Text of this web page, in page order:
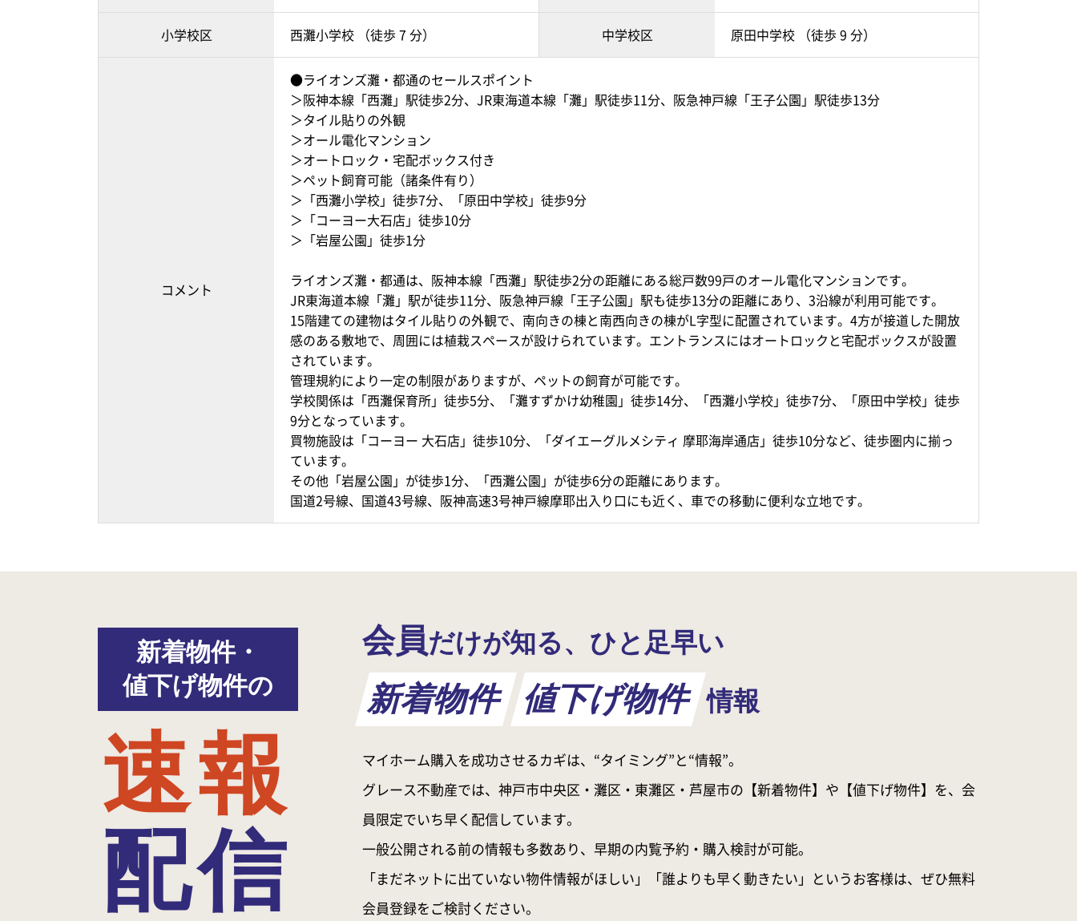
小学校区 西灘小学校 （徒歩 7 分） 中学校区 原田中学校 （徒歩 9 分）
コメント
●ライオンズ灘・都通のセールスポイント
＞阪神本線「西灘」駅徒歩2分、JR東海道本線「灘」駅徒歩11分、阪急神戸線「王子公園」駅徒歩13分
＞タイル貼りの外観
＞オール電化マンション
＞オートロック・宅配ボックス付き
＞ペット飼育可能（諸条件有り）
＞「西灘小学校」徒歩7分、「原田中学校」徒歩9分
＞「コーヨー大石店」徒歩10分
＞「岩屋公園」徒歩1分
ライオンズ灘・都通は、阪神本線「西灘」駅徒歩2分の距離にある総戸数99戸のオール電化マンションです。
JR東海道本線「灘」駅が徒歩11分、阪急神戸線「王子公園」駅も徒歩13分の距離にあり、3沿線が利用可能です。
15階建ての建物はタイル貼りの外観で、南向きの棟と南西向きの棟がL字型に配置されています。4方が接道した開放
感のある敷地で、周囲には植栽スペースが設けられています。エントランスにはオートロックと宅配ボックスが設置
されています。
管理規約により一定の制限がありますが、ペットの飼育が可能です。
学校関係は「西灘保育所」徒歩5分、「灘すずかけ幼稚園」徒歩14分、「西灘小学校」徒歩7分、「原田中学校」徒歩
9分となっています。
買物施設は「コーヨー 大石店」徒歩10分、「ダイエーグルメシティ 摩耶海岸通店」徒歩10分など、徒歩圏内に揃っ
ています。
その他「岩屋公園」が徒歩1分、「西灘公園」が徒歩6分の距離にあります。
国道2号線、国道43号線、阪神高速3号神戸線摩耶出入り口にも近く、車での移動に便利な立地です。
新着物件・
値下げ物件の
速報
配信
会員だけが知る、ひと足早い
新着物件 値下げ物件 情報
マイホーム購入を成功させるカギは、“タイミング”と“情報”。
グレース不動産では、神戸市中央区・灘区・東灘区・芦屋市の【新着物件】や【値下げ物件】を、会
員限定でいち早く配信しています。
一般公開される前の情報も多数あり、早期の内覧予約・購入検討が可能。
「まだネットに出ていない物件情報がほしい」「誰よりも早く動きたい」というお客様は、ぜひ無料
会員登録をご検討ください。